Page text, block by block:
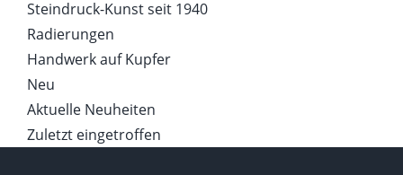
Steindruck-Kunst seit 1940
Radierungen
Handwerk auf Kupfer
Neu
Aktuelle Neuheiten
Zuletzt eingetroffen